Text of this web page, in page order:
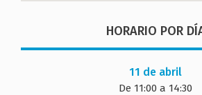
HORARIO POR
11 de abril
De 11:00 a 14:30